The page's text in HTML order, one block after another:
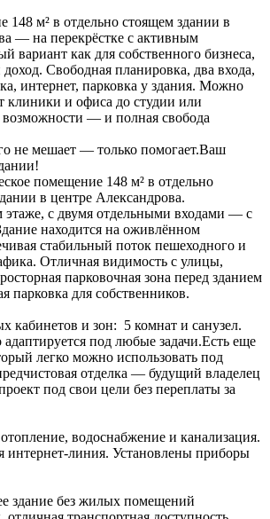
м² в отдельно стоящем здании в
— на перекрёстке с активным
вариант как для собственного бизнеса,
Свободная планировка, два входа,
интернет, парковка у здания. Можно
клиники и офиса до студии или
возможности — и полная свобода
не мешает — только помогает.Ваш
помещение 148 м² в отдельно
в центре Александрова.
этаже, с двумя отдельными входами — с
находится на оживлённом
стабильный поток пешеходного и
Отличная видимость с улицы,
парковочная зона перед зданием
парковка для собственников.
кабинетов и зон: 5 комнат и санузел.
адаптируется под любые задачи.Есть еще
легко можно использовать под
отделка — будущий владелец
под свои цели без переплаты за
водоснабжение и канализация.
интернет-линия. Установлены приборы
здание без жилых помещений